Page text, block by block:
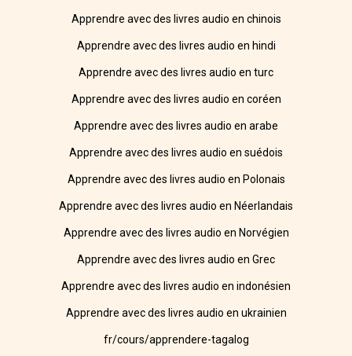
Apprendre avec des livres audio en chinois
Apprendre avec des livres audio en hindi
Apprendre avec des livres audio en turc
Apprendre avec des livres audio en coréen
Apprendre avec des livres audio en arabe
Apprendre avec des livres audio en suédois
Apprendre avec des livres audio en Polonais
Apprendre avec des livres audio en Néerlandais
Apprendre avec des livres audio en Norvégien
Apprendre avec des livres audio en Grec
Apprendre avec des livres audio en indonésien
Apprendre avec des livres audio en ukrainien
fr/cours/apprendere-tagalog